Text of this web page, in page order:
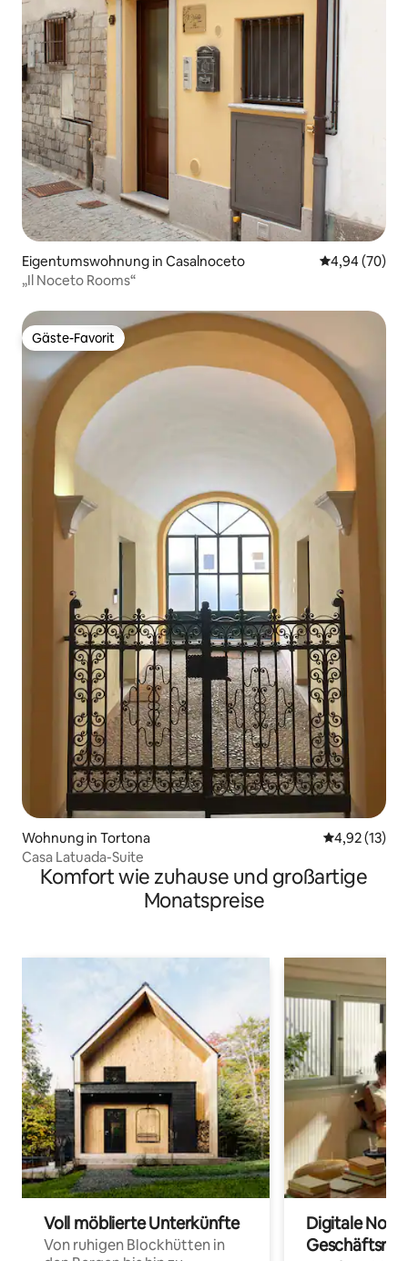
Eigentumswohnung in Casalnoceto
4,94 (70)
„Il Noceto Rooms“
Gäste-Favorit
Gäste-Favorit
Wohnung in Tortona
4,92 (13)
Casa Latuada-Suite
Komfort wie zuhause und großartige
Monatspreise
Voll möblierte Unterkünfte
Von ruhigen Blockhütten in
Digitale